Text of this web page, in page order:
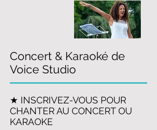
Concert & Karaoké de
Voice Studio
★ INSCRIVEZ-VOUS POUR
CHANTER AU CONCERT OU
KARAOKE